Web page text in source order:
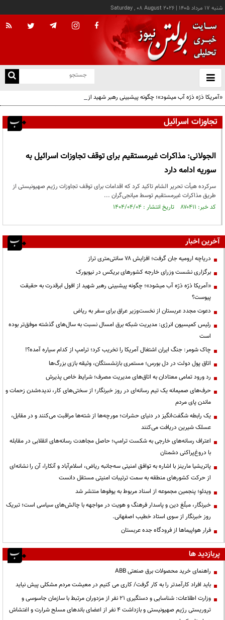
شنبه ۱۷ مرداد ۱۴۰۵ |
Saturday , 08 August 2026
باز
و
«آمریکا ذرّه ذرّه آب میشود»؛ چگونه پیشبینی رهبر شهید از افول ابرقدرت به حقیقت پیوست؟
تجاوزات اسرائیل
الجولانی: مذاکرات غیرمستقیم برای توقف تجاوزات اسرائیل به
سوریه ادامه دارد
سرکرده هیأت تحریر الشام تاکید کرد که اقدامات برای توقف تجاوزات رژیم صهیونیستی از
طریق مذاکرات غیرمستقیم توسط میانجی‌گران ...
کد خبر: ۸۷۰۴۱۱ تاریخ انتشار : ۱۴۰۴/۰۴/۰۴
آخرین اخبار
دریاچه ارومیه جان گرفت؛ افزایش ۷۸ سانتی‌متری تراز
برگزاری نشست وزرای خارجه کشورهای بریکس در نیویورک
«آمریکا ذرّه ذرّه آب میشود»؛ چگونه پیشبینی رهبر شهید از افول ابرقدرت به حقیقت
پیوست؟
دعوت مجدد عربستان از نخست‌وزیر عراق برای سفر به ریاض
رئیس کمیسیون انرژی: مدیریت شبکه برق امسال نسبت به سال‌های گذشته موفق‌تر بوده
است
چاک شومر: جنگ ایران اشتغال آمریکا را تخریب کرد؛ ترامپ از کدام سیاره آمده؟!
اتاق پول دولت در دل بورس؛ مستمری بازنشستگان، وثیقه بازی بزرگ‌ها
رد ورود تمامی معتادان به اتاق‌های مدیریت مصرف؛ شرایط خاص پذیرش
حرف‌های صمیمانه یک تیم رسانه‌ای در روز خبرنگار؛ از سختی‌های کار، ندیده‌شدن زحمات و
ماندن پای مردم
یک رابطه شگفت‌انگیز در دنیای حشرات؛ مورچه‌ها از شته‌ها مراقبت می‌کنند و در مقابل،
عسلک شیرین دریافت می‌کنند
اعتراف رسانه‌های خارجی به شکست ترامپ؛ حاصل مجاهدت رسانه‌های انقلابی در مقابله
با دروغ‌پراکنی دشمنان
پاتریشیا مارینز با اشاره به توافق امنیتی سه‌جانبه ریاض، اسلام‌آباد و آنکارا، آن را نشانه‌ای
از حرکت کشورهای منطقه به سمت ترتیبات امنیتی مستقل دانست
ویدئو؛ پنجمین مجموعه از اسناد مربوط به یوفوها منتشر شد
خبرنگار، مبلّغ دین و پاسدار فرهنگ و هویت در مواجهه با چالش‌های سیاسی است؛ تبریک
روز خبرنگار از سوی استاد خطیب اصفهانی.
فرار هواپیماها از فرودگاه جده عربستان
پربازدید ها
راهنمای خرید محصولات برق صنعتی ABB
باید افراد کارآمدتر را به کار گرفت/ کاری می کنیم در معیشت مردم مشکلی پیش نیاید
وزارت اطلاعات: شناسایی و دستگیری ۲۱ نفر از مزدوران مرتبط با سازمان جاسوسی و
تروریستی رژیم صهیونیستی و بازداشت ۴ نفر از اعضای باندهای مسلح شرارت و اغتشاش